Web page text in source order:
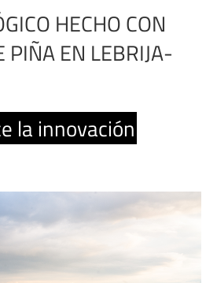
HECHO CON
PIÑA EN LEBRIJA-
la innovación